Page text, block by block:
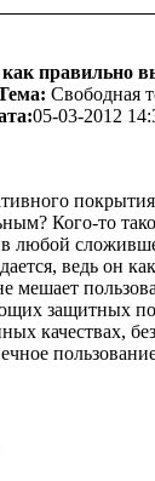
правильно
Свободная
05-03-2012
Кого-то
любой
ведь он
мешает
защитных
качествах,